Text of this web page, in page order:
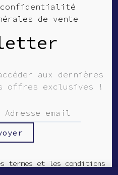
de vente
aux dernières
offres exclusives !
termes et les conditions